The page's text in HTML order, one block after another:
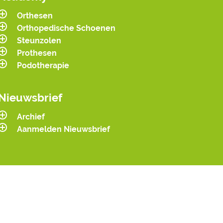
Orthesen
Orthopedische Schoenen
Steunzolen
Prothesen
Podotherapie
Archief
Aanmelden Nieuwsbrief